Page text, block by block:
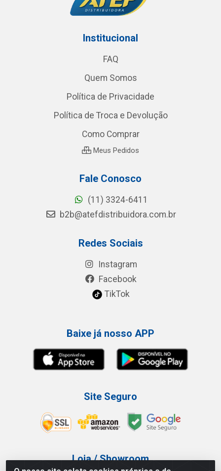
Institucional
FAQ
Quem Somos
Política de Privacidade
Política de Troca e Devolução
Como Comprar
Meus Pedidos
Fale Conosco
(11) 3324-6411
b2b@atefdistribuidora.com.br
Redes Sociais
Instagram
Facebook
TikTok
Baixe já nosso APP
Site Seguro
Loja / Showroom